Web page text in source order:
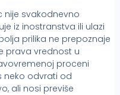
nije svakodnevno
iz inostranstva ili ulazi
prilika ne prepoznaje
prava vrednost u
proceni
neko odvrati od
ali nosi previše